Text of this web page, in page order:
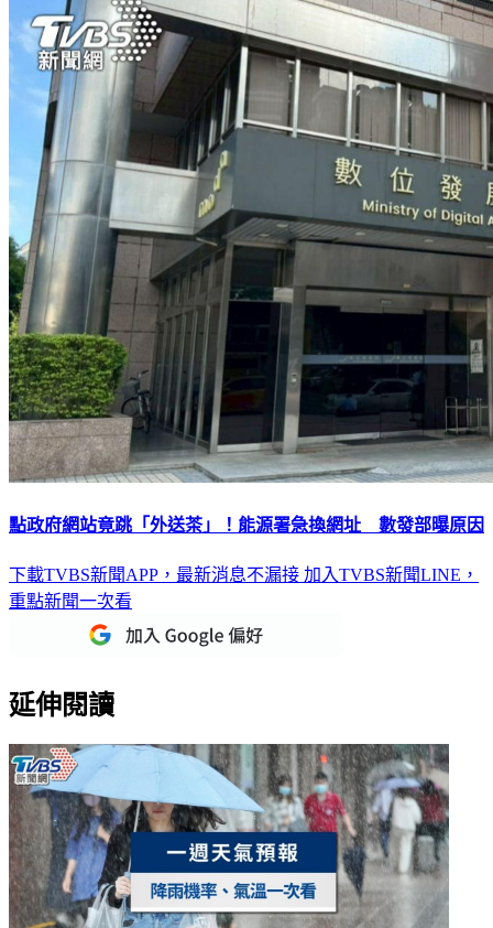
點政府網站竟跳「外送茶」！能源署急換網址 數發部曝原因
下載TVBS新聞APP，最新消息不漏接 加入TVBS新聞LINE，
重點新聞一次看
延伸閱讀